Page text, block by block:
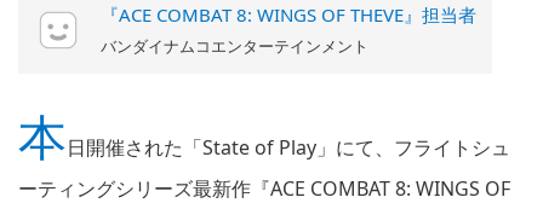
『ACE COMBAT 8: WINGS OF THEVE』担当者
バンダイナムコエンターテインメント
本日開催された「State of Play」にて、フライトシュ
ーティングシリーズ最新作『ACE COMBAT 8: WINGS OF